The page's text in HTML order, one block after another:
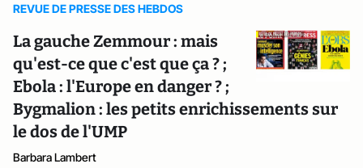
REVUE DE PRESSE DES HEBDOS
La gauche Zemmour : mais
qu'est-ce que c'est que ça ? ;
Ebola : l'Europe en danger ? ;
Bygmalion : les petits enrichissements sur
le dos de l'UMP
Barbara Lambert